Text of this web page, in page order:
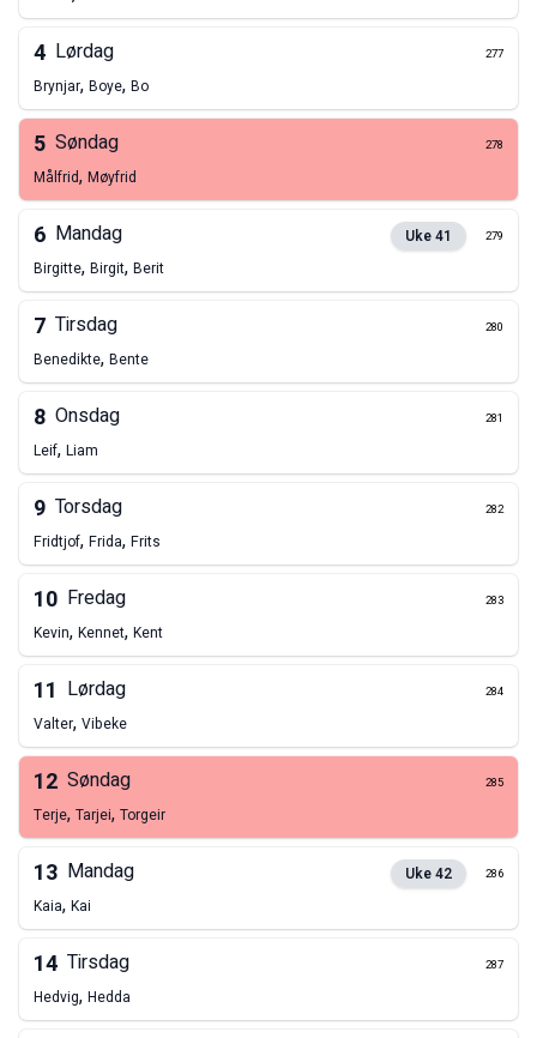
4 Lørdag 277
Brynjar, Boye, Bo
5 Søndag 278
Målfrid, Møyfrid
6 Mandag Uke41 279
Birgitte, Birgit, Berit
7 Tirsdag 280
Benedikte, Bente
8 Onsdag 281
Leif, Liam
9 Torsdag 282
Fridtjof, Frida, Frits
10 Fredag 283
Kevin, Kennet, Kent
11 Lørdag 284
Valter, Vibeke
12 Søndag 285
Terje, Tarjei, Torgeir
13 Mandag Uke42 286
Kaia, Kai
14 Tirsdag 287
Hedvig, Hedda